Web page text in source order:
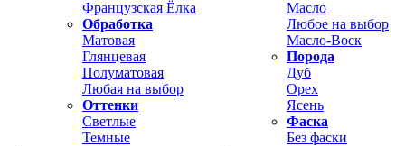
Французская Ёлка
Обработка
Матовая
Глянцевая
Полуматовая
Любая на выбор
Оттенки
Светлые
Темные
Масло
Любое на выбор
Масло-Воск
Порода
Дуб
Орех
Ясень
Фаска
Без фаски